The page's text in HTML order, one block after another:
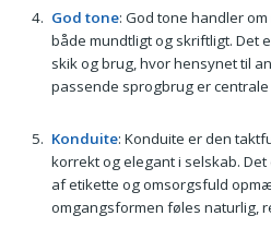
God tone: God tone handler
både mundtligt og skriftligt. Det
skik og brug, hvor hensynet til
passende sprogbrug er
Konduite: Konduite er den
korrekt og elegant i selskab.
af etikette og omsorgsfuld
omgangsformen føles naturlig,